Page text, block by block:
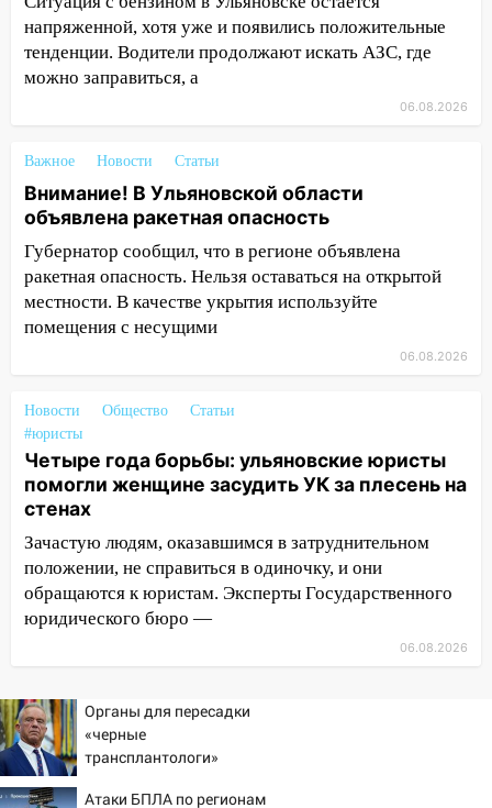
08:21 В Заволжском районе украли два
велосипеда
07:18
В Ульяновск идет
тридцатиградусная жара: какая будет
юристы помогли женщине засудить УК
за плесень на стенах
05:00 Кому 6 августа звезды сулят
прибыль, а кому — испытания на
прочность
ДТП с мотоциклистом
20:22
жительницу Ульяновской области
19:14
подвез троих незнакомцев на трассе и
заработал уголовное дело
18:14 Прогноз погоды на 6 августа в
Ульяновской области
большой фестиваль «Наше время»
17:30
Где есть бензин в Ульяновске 5
августа после рабочего дня: список АЗС
напряженной, хотя уже и появились положительные
тенденции. Водители продолжают искать АЗС, где
можно заправиться, а
06.08.2026
Важное Новости Статьи
Внимание! В Ульяновской области
объявлена ракетная опасность
Губернатор сообщил, что в регионе объявлена
ракетная опасность. Нельзя оставаться на открытой
местности. В качестве укрытия используйте
помещения с несущими
06.08.2026
Новости Общество
Статьи
#юристы
Четыре года борьбы: ульяновские юристы
помогли женщине засудить УК за плесень на
стенах
Зачастую людям, оказавшимся в затруднительном
положении, не справиться в одиночку, и они
обращаются к юристам. Эксперты Государственного
юридического бюро —
06.08.2026
Органы для пересадки
«черные
трансплантологи»
пациентов
Атаки БПЛА по регионам